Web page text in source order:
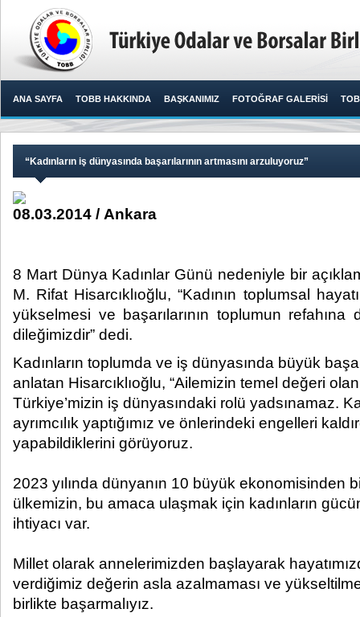
ANA SAYFA TOBB HAKKINDA BAŞKANIMIZ FOTOĞRAF GALERİSİ
“Kadınların iş dünyasında başarılarının artmasını arzuluyoruz”
08.03.2014 / Ankara
8 Mart Dünya Kadınlar Günü nedeniyle bir
M. Rifat Hisarcıklıoğlu, “Kadının toplumsal
yükselmesi ve başarılarının toplumun
dileğimizdir” dedi.​
Kadınların toplumda ve iş dünyasında büyük
anlatan Hisarcıklıoğlu, “Ailemizin temel değeri olan
Türkiye’mizin iş dünyasındaki rolü yadsınamaz.
ayrımcılık yaptığımız ve önlerindeki engelleri
yapabildiklerini görüyoruz.
2023 yılında dünyanın 10 büyük ekonomisinden
ülkemizin, bu amaca ulaşmak için kadınların
ihtiyacı var.
Millet olarak annelerimizden başlayarak
verdiğimiz değerin asla azalmaması ve
birlikte başarmalıyız.